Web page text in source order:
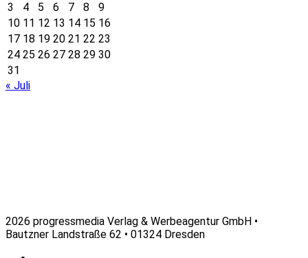
3
4 5 6 7 8
9
10 11 12 13 14 15 16
17 18 19 20 21 22 23
24 25 26 27 28 29 30
31
« Juli
2026 progressmedia Verlag & Werbeagentur GmbH •
Bautzner Landstraße 62 • 01324 Dresden